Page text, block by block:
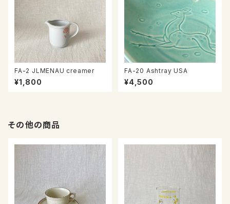
FA-2 JLMENAU creamer
¥1,800
FA-20 Ashtray USA
¥4,500
その他の商品